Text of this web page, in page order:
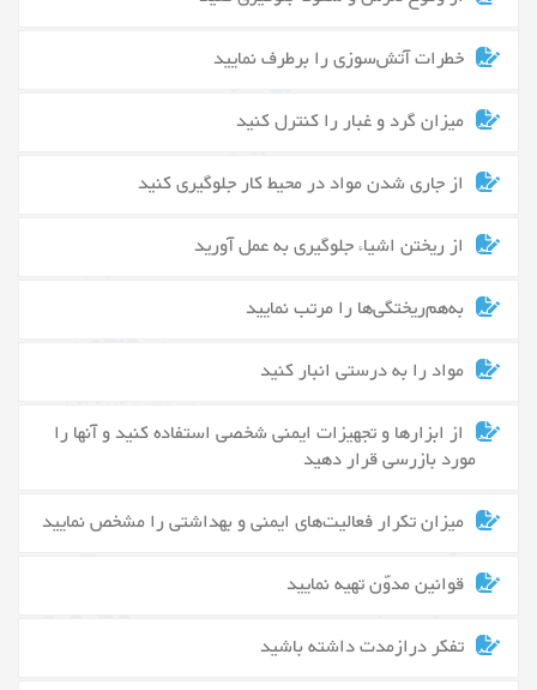
خطرات آتش‌سوزی را برطرف نمایید
میزان گرد و غبار را کنترل کنید
از جاری شدن مواد در محیط کار جلوگیری کنید
از ریختن اشیاء جلوگیری به عمل آورید
به‌هم‌ریختگی‌ها را مرتب نمایید
مواد را به درستی انبار کنید
از ابزارها و تجهیزات ایمنی شخصی استفاده کنید و آنها را
مورد بازرسی قرار دهید
میزان تکرار فعالیت‌های ایمنی و بهداشتی را مشخص نمایید
قوانین مدوّن تهیه نمایید
تفکر درازمدت داشته باشید